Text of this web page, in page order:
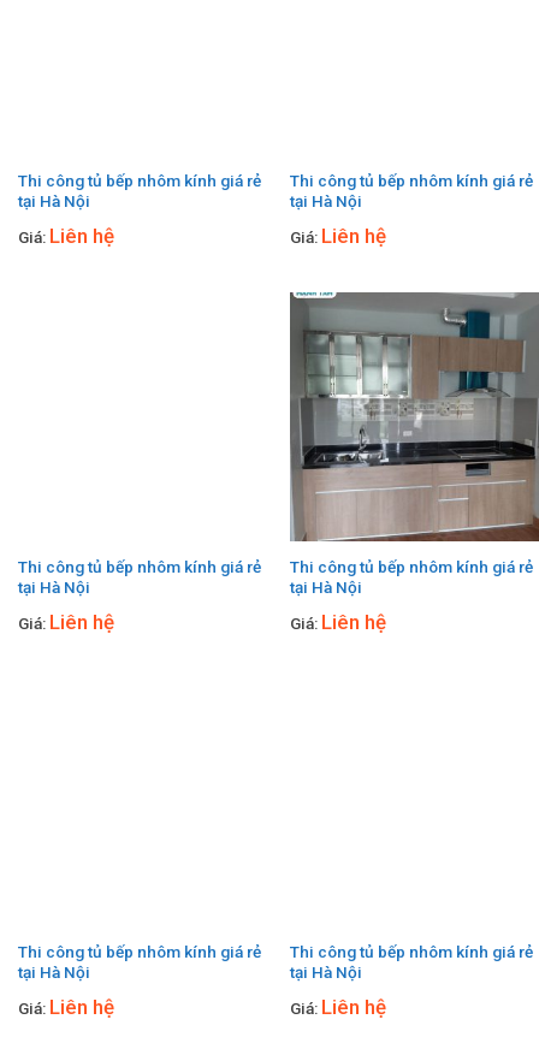
Thi công tủ bếp nhôm kính giá rẻ
tại Hà Nội
Giá: Liên hệ
Thi công tủ bếp nhôm kính giá rẻ
tại Hà Nội
Giá: Liên hệ
Thi công tủ bếp nhôm kính giá rẻ
tại Hà Nội
Giá: Liên hệ
Thi công tủ bếp nhôm kính giá rẻ
tại Hà Nội
Giá: Liên hệ
Thi công tủ bếp nhôm kính giá rẻ
tại Hà Nội
Giá: Liên hệ
Thi công tủ bếp nhôm kính giá rẻ
tại Hà Nội
Giá: Liên hệ